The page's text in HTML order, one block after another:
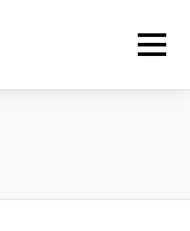
メニュー